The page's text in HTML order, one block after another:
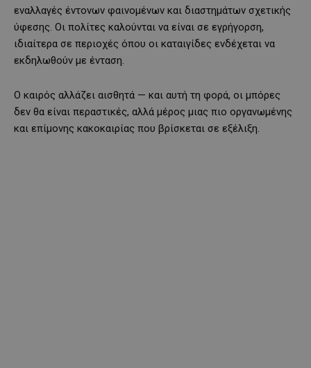
εναλλαγές έντονων φαινομένων και διαστημάτων σχετικής
ύφεσης. Οι πολίτες καλούνται να είναι σε εγρήγορση,
ιδιαίτερα σε περιοχές όπου οι καταιγίδες ενδέχεται να
εκδηλωθούν με ένταση.
Ο καιρός αλλάζει αισθητά — και αυτή τη φορά, οι μπόρες
δεν θα είναι περαστικές, αλλά μέρος μιας πιο οργανωμένης
και επίμονης κακοκαιρίας που βρίσκεται σε εξέλιξη.